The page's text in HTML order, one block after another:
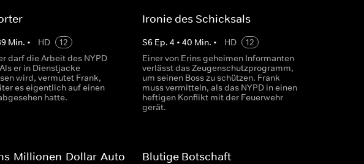
Min. • HD
12
darf die Arbeit des NYPD
er in Dienstjacke
wird, vermutet Frank,
es eigentlich auf einen
hatte.
Ironie des Schicksals
S6 Ep. 4 • 40 Min. • HD
12
Einer von Erins geheimen Informanten
verlässt das Zeugenschutzprogramm,
um seinen Boss zu schützen. Frank
muss vermitteln, als das NYPD in einen
heftigen Konflikt mit der Feuerwehr
gerät.
Millionen-Dollar-Auto Blutige Botschaft